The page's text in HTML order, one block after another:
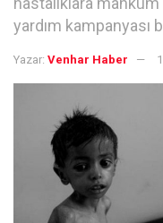
yardım kampanyası
Yazar: Venhar Haber